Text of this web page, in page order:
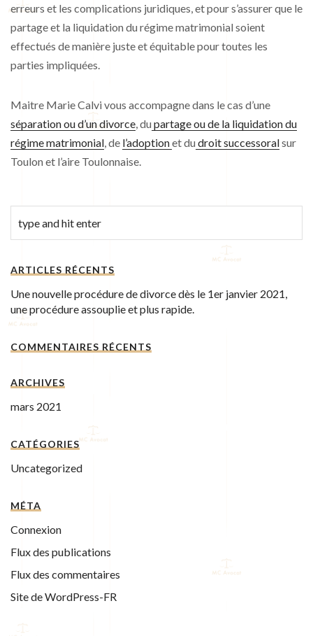
erreurs et les complications juridiques, et pour s’assurer que le
partage et la liquidation du régime matrimonial soient
effectués de manière juste et équitable pour toutes les
parties impliquées.
Maitre Marie Calvi vous accompagne dans le cas d’une
séparation ou d’un divorce, du partage ou de la liquidation du
régime matrimonial, de l’adoptionet du droit successoralsur
Toulon et l’aire Toulonnaise.
ARTICLES RÉCENTS
Une nouvelle procédure de divorce dès le 1er janvier 2021,
une procédure assouplie et plus rapide.
COMMENTAIRES RÉCENTS
ARCHIVES
mars 2021
CATÉGORIES
Uncategorized
MÉTA
Connexion
Flux des publications
Flux des commentaires
Site de WordPress-FR